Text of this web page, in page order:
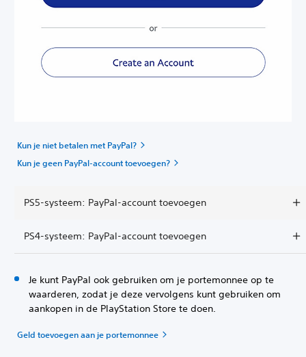
Kun je niet betalen met PayPal?
Kun je geen PayPal-account toevoegen?
PS5-systeem: PayPal-account toevoegen
PS4-systeem: PayPal-account toevoegen
Je kunt PayPal ook gebruiken om je portemonnee op te
waarderen, zodat je deze vervolgens kunt gebruiken om
aankopen in de PlayStation Store te doen.
Geld toevoegen aan je portemonnee